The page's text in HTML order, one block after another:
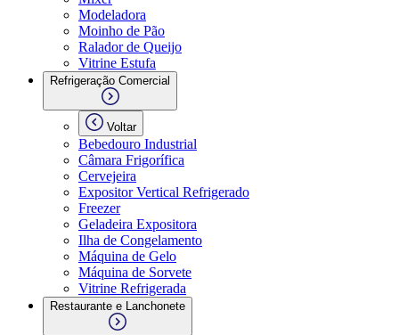
Modeladora
Moinho de Pão
Ralador de Queijo
Vitrine Estufa
Refrigeração Comercial
Voltar
Bebedouro Industrial
Câmara Frigorífica
Cervejeira
Expositor Vertical Refrigerado
Freezer
Geladeira Expositora
Ilha de Congelamento
Máquina de Gelo
Máquina de Sorvete
Vitrine Refrigerada
Restaurante e Lanchonete